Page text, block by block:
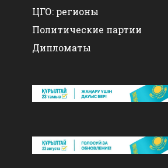
ЦГО: регионы
Политические партии
Дипломаты